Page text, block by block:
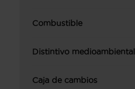
Combustible
Distintivo medioambiental
Caja de cambios